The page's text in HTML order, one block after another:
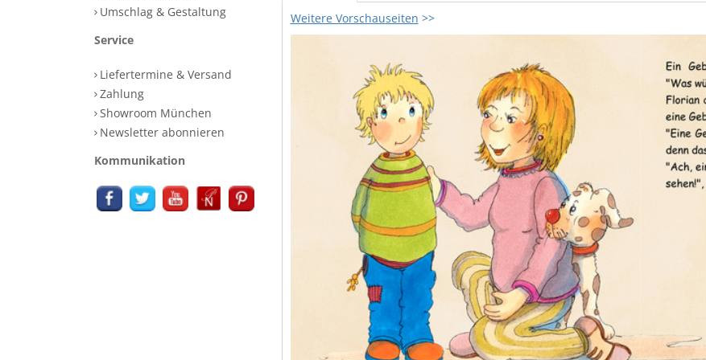
Umschlag & Gestaltung
Service
Liefertermine & Versand
Zahlung
Showroom München
Newsletter abonnieren
Kommunikation
Weitere Vorschauseiten >>